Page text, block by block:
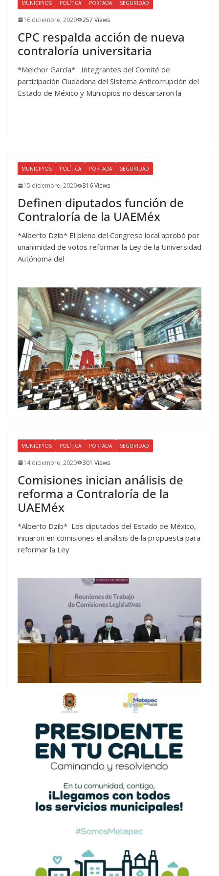
MUNICIPIOS POLÍTICA PORTADA SEGURIDAD
16 diciembre, 2020 257 Views
CPC respalda acción de nueva
contraloría universitaria
*Melchor García* Integrantes del Comité de
participación Ciudadana del Sistema Anticorrupción del
Estado de México y Municipios no descartaron la
MUNICIPIOS POLÍTICA PORTADA SEGURIDAD
15 diciembre, 2020 316 Views
Definen diputados función de
Contraloría de la UAEMéx
*Alberto Dzib* El pleno del Congreso local aprobó por
unanimidad de votos reformar la Ley de la Universidad
Autónoma del
MUNICIPIOS POLÍTICA PORTADA SEGURIDAD
14 diciembre, 2020 301 Views
Comisiones inician análisis de
reforma a Contraloría de la
UAEMéx
*Alberto Dzib* Los diputados del Estado de México,
iniciaron en comisiones el análisis de la propuesta para
reformar la Ley